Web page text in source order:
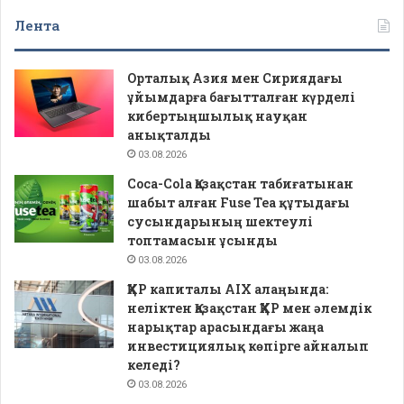
Лента
Орталық Азия мен Сириядағы
ұйымдарға бағытталған күрделі
кибертыңшылық науқан
анықталды
03.08.2026
Coca-Cola Қазақстан табиғатынан
шабыт алған Fuse Tea құтыдағы
сусындарының шектеулі
топтамасын ұсынды
03.08.2026
ҚХР капиталы AIX алаңында:
неліктен Қазақстан ҚХР мен әлемдік
нарықтар арасындағы жаңа
инвестициялық көпірге айналып
келеді?
03.08.2026